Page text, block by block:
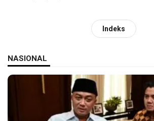
Indeks
NASIONAL